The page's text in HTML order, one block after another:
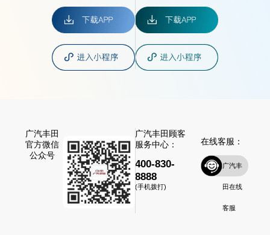
广汽丰田
官方微信
公众号
广汽丰田顾客
服务中心：
400-830-
8888
(手机拨打)
在线客服：
广汽丰
田在线
客服